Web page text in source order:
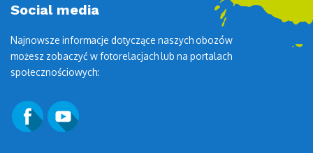
Social media
Najnowsze informacje dotyczące naszych obozów
możesz zobaczyć w fotorelacjach lub na portalach
społecznościowych: